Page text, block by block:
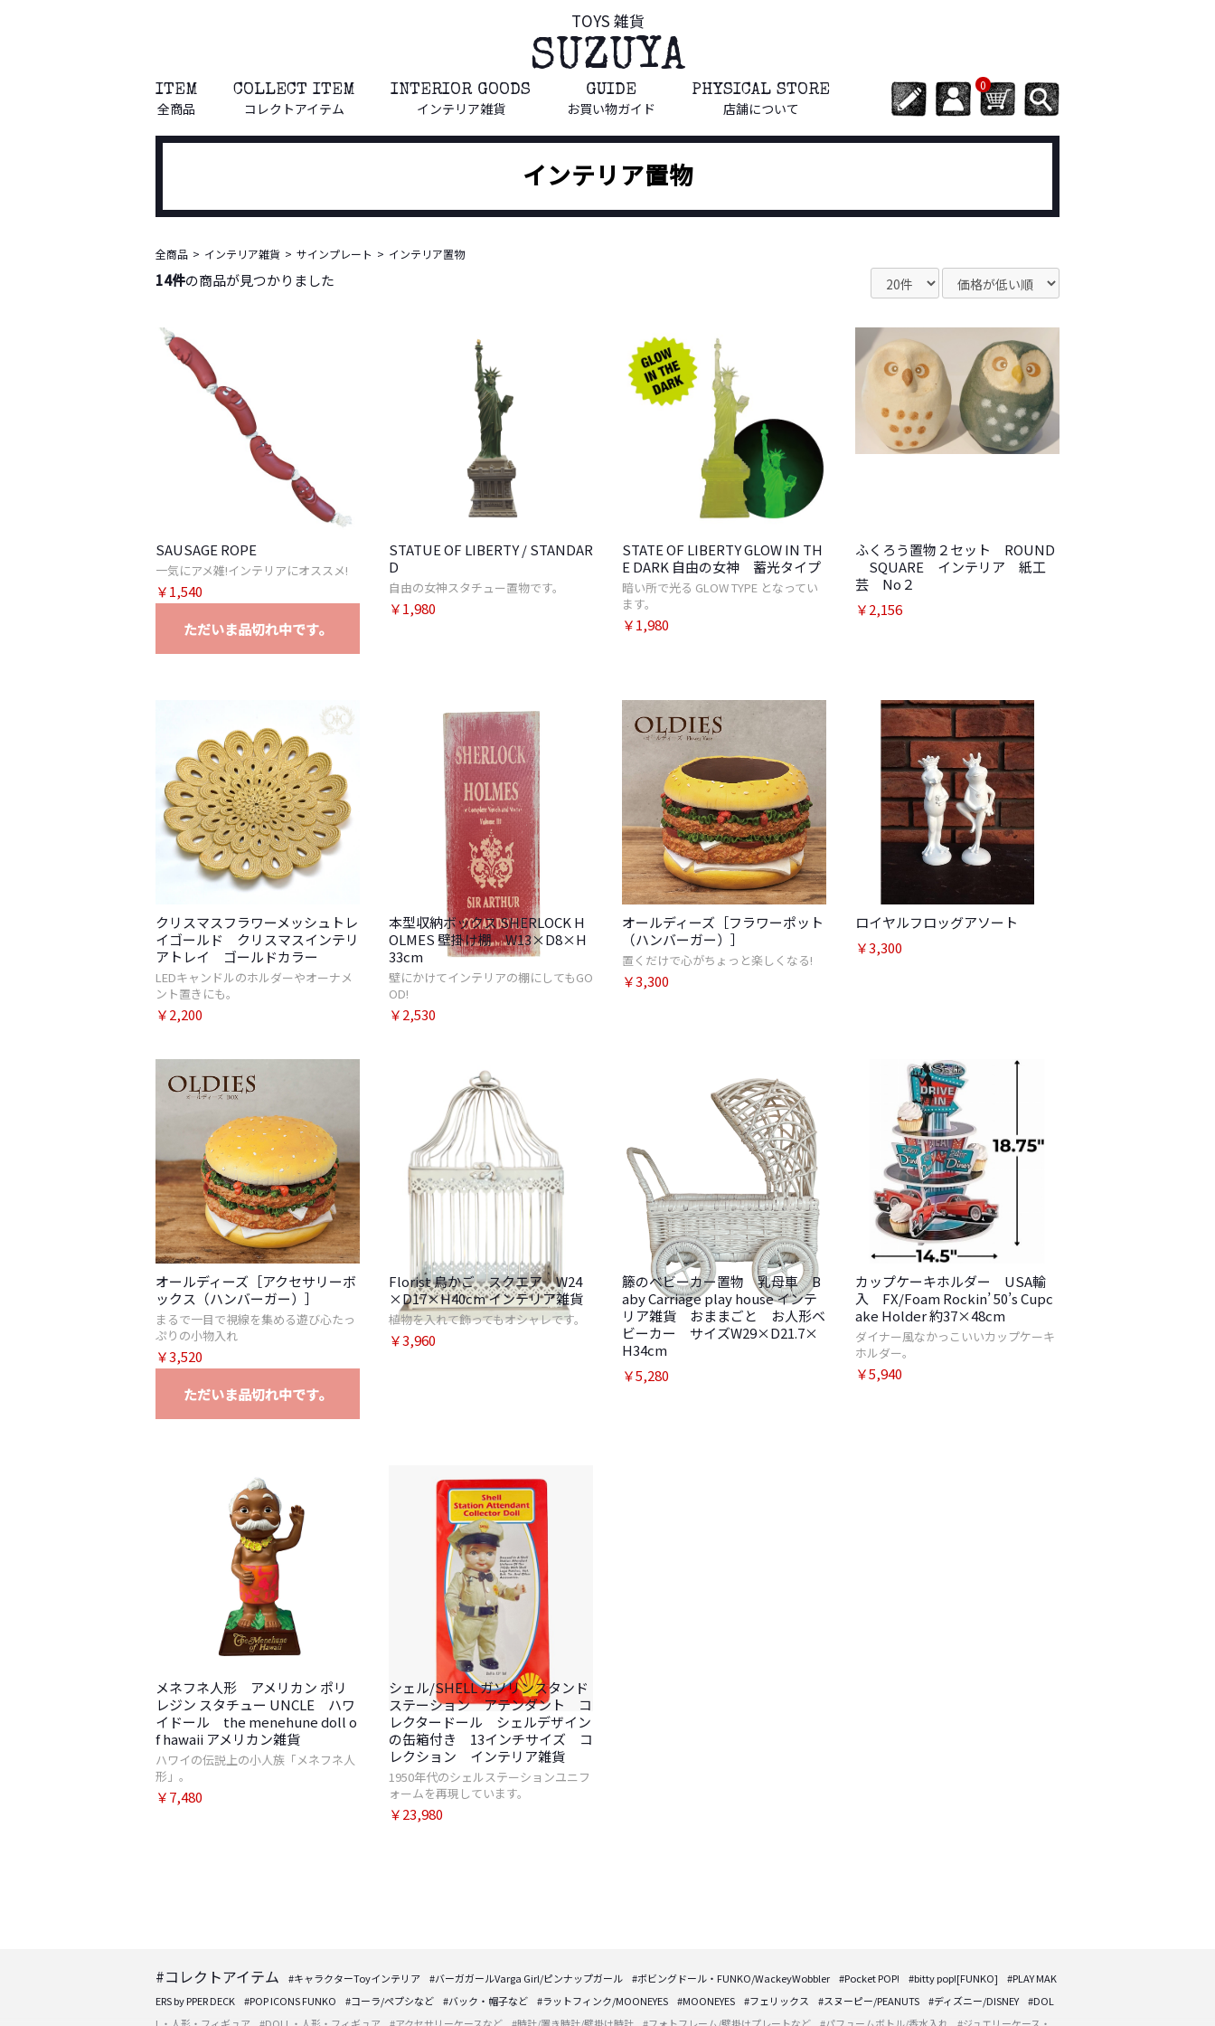
TOYS 雑貨
SUZUYA
0
ITEM
全商品
COLLECT ITEM
コレクトアイテム
INTERIOR GOODS
インテリア雑貨
GUIDE
お買い物ガイド
PHYSICAL STORE
店舗について
インテリア置物
全商品 インテリア雑貨 サインプレート インテリア置物
14件の商品が見つかりました
SAUSAGE ROPE
一気にアメ雑!インテリアにオススメ!
￥1,540
ただいま品切れ中です。
STATUE OF LIBERTY / STANDAR
D
自由の女神スタチュー置物です。
￥1,980
STATE OF LIBERTY GLOW IN TH
E DARK 自由の女神 蓄光タイプ
暗い所で光る GLOW TYPE となってい
ます。
￥1,980
ふくろう置物２セット ROUND
SQUARE インテリア 紙工
芸 No２
￥2,156
クリスマスフラワーメッシュトレ
イゴールド クリスマスインテリ
アトレイ ゴールドカラー
LEDキャンドルのホルダーやオーナメ
ント置きにも。
￥2,200
本型収納ボックス SHERLOCK H
OLMES 壁掛け棚 W13×D8×H
33cm
壁にかけてインテリアの棚にしてもGO
OD!
￥2,530
オールディーズ［フラワーポット
（ハンバーガー）］
置くだけで心がちょっと楽しくなる!
￥3,300
ロイヤルフロッグアソート
￥3,300
オールディーズ［アクセサリーボ
ックス（ハンバーガー）］
まるで一目で視線を集める遊び心たっ
ぷりの小物入れ
￥3,520
ただいま品切れ中です。
Florist 鳥かご スクエア W24
×D17×H40cm インテリア雑貨
植物を入れて飾ってもオシャレです。
￥3,960
籐のベビーカー置物 乳母車 B
aby Carriage play house インテ
リア雑貨 おままごと お人形ベ
ビーカー サイズW29×D21.7×
H34cm
￥5,280
カップケーキホルダー USA輸
入 FX/Foam Rockin’ 50’s Cupc
ake Holder 約37×48cm
ダイナー風なかっこいいカップケーキ
ホルダー。
￥5,940
メネフネ人形 アメリカン ポリ
レジン スタチュー UNCLE ハワ
イドール the menehune doll o
f hawaii アメリカン雑貨
ハワイの伝説上の小人族「メネフネ人
形」。
￥7,480
シェル/SHELL ガソリンスタンド
ステーション アテンダント コ
レクタードール シェルデザイン
の缶箱付き 13インチサイズ コ
レクション インテリア雑貨
1950年代のシェルステーションユニフ
ォームを再現しています。
￥23,980
お買い物を続ける カートへ進む
#コレクトアイテム #キャラクターToyインテリア #バーガガールVarga Girl/ピンナップガール #ボビングドール・FUNKO/WackeyWobbler #Pocket POP! #bitty pop![FUNKO]
#PLAY MAK
ERS by PPER DECK
#POP ICONS FUNKO #コーラ/ペプシなど #バック・帽子など #ラットフィンク/MOONEYES #MOONEYES #フェリックス #スヌーピー/PEANUTS #ディズニー/DISNEY
#DOL